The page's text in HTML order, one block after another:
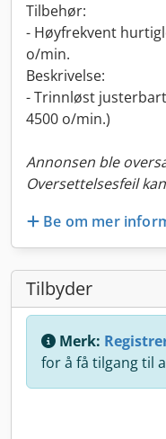
Tilbehør:
- Høyfrekvent
o/min.
Beskrivelse:
- Trinnløst
4500 o/min.)
Annonsen ble
Oversettelsesfeil
Be om mer
Tilbyder
Merk:
for å få tilgang til